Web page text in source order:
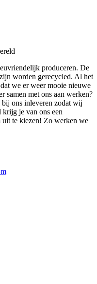
produceren. De
worden gerecycled. Al het
we er weer mooie nieuwe
samen met ons aan werken?
ons inleveren zodat wij
je van ons een
te kiezen! Zo werken we